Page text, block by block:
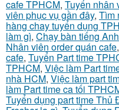
cafe TPHCM, Tuyển nhân
viên phục vụ gần đây, Tìm
hàng chay tuyển dụng
làm gì, Chạy bàn tiếng
Nhân viên order quán cafe,
cafe, Tuyển Part time
TPHCM, Việc làm Part
nhà HCM, Việc làm part
làm Part time ca tối
Tuyển dụng part time Thủ